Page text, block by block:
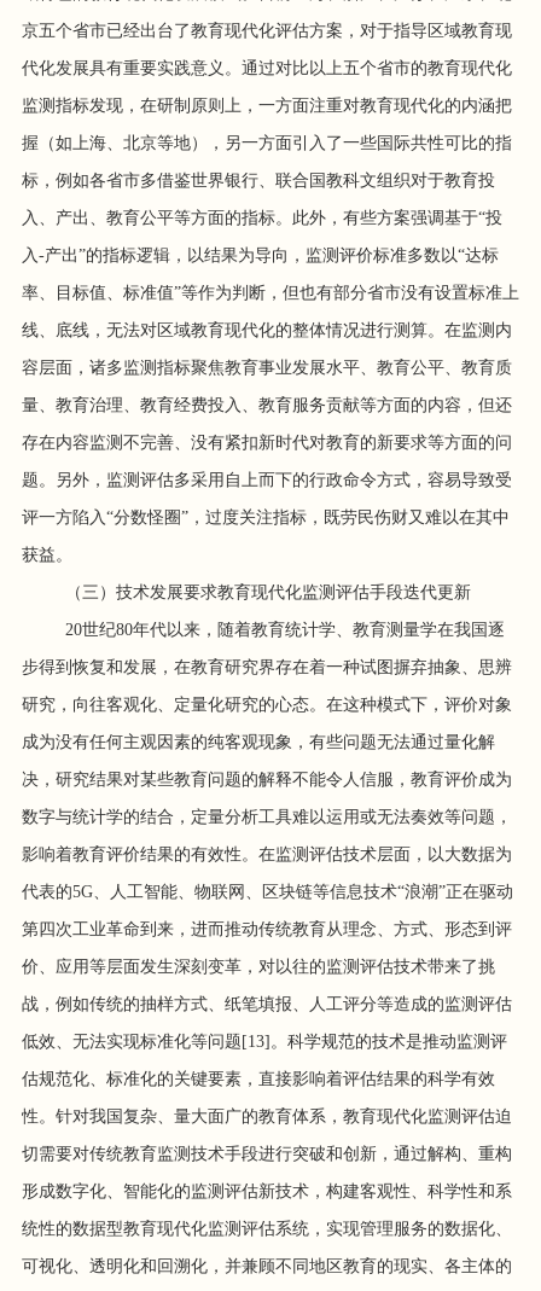
京五个省市已经出台了教育现代化评估方案，对于指导区域教育现
代化发展具有重要实践意义。通过对比以上五个省市的教育现代化
监测指标发现，在研制原则上，一方面注重对教育现代化的内涵把
握（如上海、北京等地），另一方面引入了一些国际共性可比的指
标，例如各省市多借鉴世界银行、联合国教科文组织对于教育投
入、产出、教育公平等方面的指标。此外，有些方案强调基于“投
入-产出”的指标逻辑，以结果为导向，监测评价标准多数以“达标
率、目标值、标准值”等作为判断，但也有部分省市没有设置标准上
线、底线，无法对区域教育现代化的整体情况进行测算。在监测内
容层面，诸多监测指标聚焦教育事业发展水平、教育公平、教育质
量、教育治理、教育经费投入、教育服务贡献等方面的内容，但还
存在内容监测不完善、没有紧扣新时代对教育的新要求等方面的问
题。另外，监测评估多采用自上而下的行政命令方式，容易导致受
评一方陷入“分数怪圈”，过度关注指标，既劳民伤财又难以在其中
获益。
（三）技术发展要求教育现代化监测评估手段迭代更新
20世纪80年代以来，随着教育统计学、教育测量学在我国逐
步得到恢复和发展，在教育研究界存在着一种试图摒弃抽象、思辨
研究，向往客观化、定量化研究的心态。在这种模式下，评价对象
成为没有任何主观因素的纯客观现象，有些问题无法通过量化解
决，研究结果对某些教育问题的解释不能令人信服，教育评价成为
数字与统计学的结合，定量分析工具难以运用或无法奏效等问题，
影响着教育评价结果的有效性。在监测评估技术层面，以大数据为
代表的5G、人工智能、物联网、区块链等信息技术“浪潮”正在驱动
第四次工业革命到来，进而推动传统教育从理念、方式、形态到评
价、应用等层面发生深刻变革，对以往的监测评估技术带来了挑
战，例如传统的抽样方式、纸笔填报、人工评分等造成的监测评估
低效、无法实现标准化等问题[13]。科学规范的技术是推动监测评
估规范化、标准化的关键要素，直接影响着评估结果的科学有效
性。针对我国复杂、量大面广的教育体系，教育现代化监测评估迫
切需要对传统教育监测技术手段进行突破和创新，通过解构、重构
形成数字化、智能化的监测评估新技术，构建客观性、科学性和系
统性的数据型教育现代化监测评估系统，实现管理服务的数据化、
可视化、透明化和回溯化，并兼顾不同地区教育的现实、各主体的